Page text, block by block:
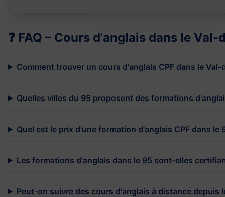
❓ FAQ – Cours d'anglais dans le Val-
Comment trouver un cours d'anglais CPF dans le Val-
Quelles villes du 95 proposent des formations
Quel est le prix d'une formation d'anglais CPF dans le
Les formations d'anglais dans le 95 sont-elles
Peut-on suivre des cours d'anglais à distance depuis